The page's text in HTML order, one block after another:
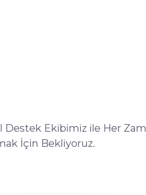
Destek Ekibimiz ile Her
İçin Bekliyoruz.